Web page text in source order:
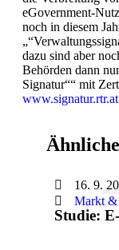
eGovernment-
noch in diesem
dazu sind aber
Behörden dann
Signatur““ mit
www.signatur.rtr.at
16. 9.
Markt &
Studie: